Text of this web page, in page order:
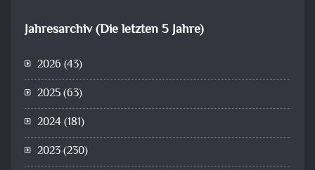
Jahresarchiv (Die letzten 5 Jahre)
2026 (43)
2025(63)
2024(181)
2023(230)